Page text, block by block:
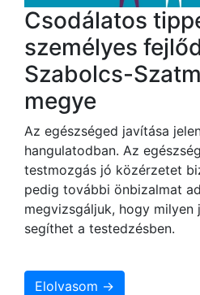
Csodálatos
személyes
Szabolcs-
megye
Az egészséged javítása
hangulatodban. Az
testmozgás jó közérzetet
pedig további önbizalmat
megvizsgáljuk, hogy milyen
segíthet a testedzésben.
Elolvasom →